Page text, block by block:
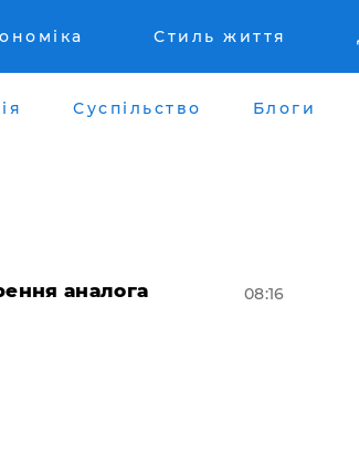
Стиль життя
Суспільство Блоги
аналога
08:16